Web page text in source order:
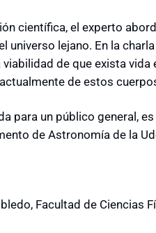
científica, el experto
universo lejano. En la
de que exista vida
de estos
para un público general,
de Astronomía de la
Facultad de Ciencias